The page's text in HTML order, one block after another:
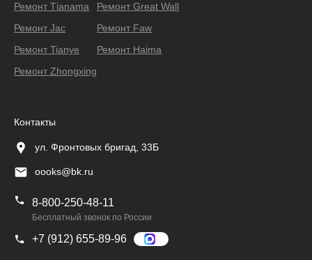
Ремонт Тianama
Ремонт Jac
Ремонт Tianye
Ремонт Zhongxing
Ремонт Great Wall
Ремонт Faw
Ремонт Haima
Контакты
ул. Фронтовых бригад, 33Б
oooks@bk.ru
8-800-250-48-11
Бесплатный звонок по России
+7 (912) 655-89-96